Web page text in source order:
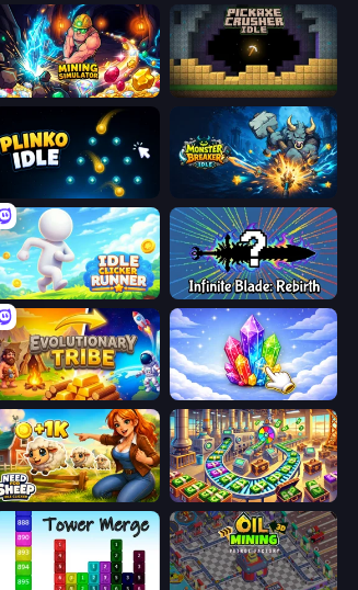
Mining Simulator Pickaxe Crusher Idle
Plinko Idle Monster Breaker Idle
Idle Clicker Runner Infinite Blade: Rebirth
Evolutionary Tribe Crystalia Idle Clicker
Need for Sheep: Idle Clicker Money Factory: Tycoon Idle Game